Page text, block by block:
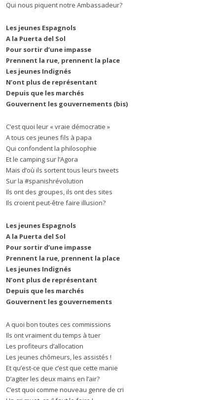
Qui nous piquent notre Ambassadeur?
Les jeunes Espagnols
A la Puerta del Sol
Pour sortir d’une impasse
Prennent la rue, prennent la place
Les jeunes Indignés
N’ont plus de représentant
Depuis que les marchés
Gouvernent les gouvernements (bis)
C’est quoi leur « vraie démocratie »
A tous ces jeunes fils à papa
Qui confondent la philosophie
Et le camping sur l’Agora
Mais d’où ils sortent tous leurs tweets
Sur la #spanishrévolution
Ils ont des groupes, ils ont des sites
Ils croient peut-être faire illusion?
Les jeunes Espagnols
A la Puerta del Sol
Pour sortir d’une impasse
Prennent la rue, prennent la place
Les jeunes Indignés
N’ont plus de représentant
Depuis que les marchés
Gouvernent les gouvernements
A quoi bon toutes ces commissions
Ils ont vraiment du temps à tuer
Les profiteurs d’allocation
Les jeunes chômeurs, les assistés !
Et qu’est-ce que c’est que cette manie
D’agiter les deux mains en l’air?
C’est quoi comme nouveau genre de cri